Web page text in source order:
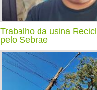
Trabalho da usina
pelo Sebrae